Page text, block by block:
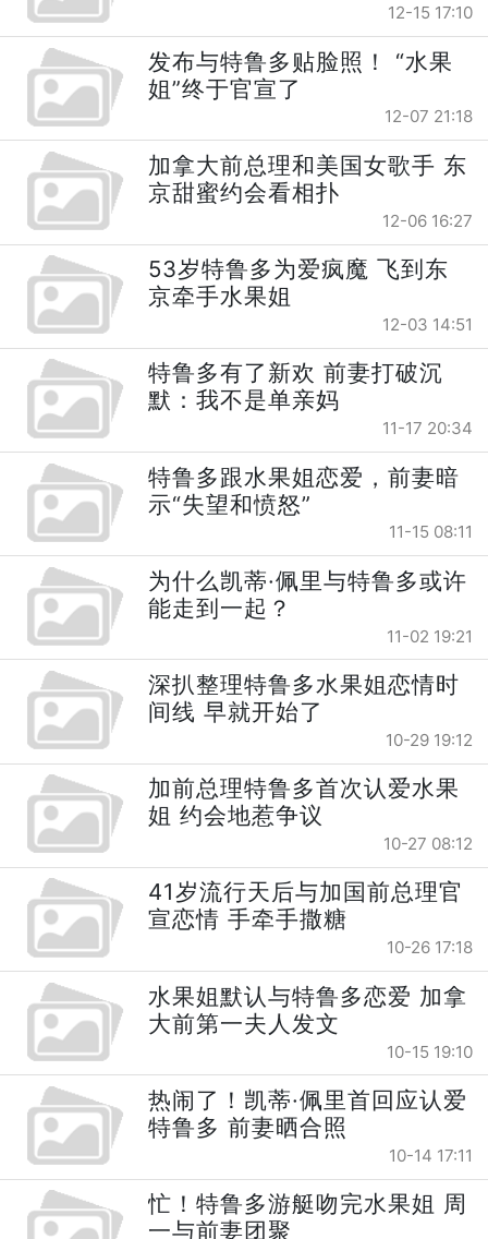
12-15 17:10
发布与特鲁多贴脸照！ “水果
姐”终于官宣了
12-07 21:18
加拿大前总理和美国女歌手 东
京甜蜜约会看相扑
12-06 16:27
53岁特鲁多为爱疯魔 飞到东
京牵手水果姐
12-03 14:51
特鲁多有了新欢 前妻打破沉
默：我不是单亲妈
11-17 20:34
特鲁多跟水果姐恋爱，前妻暗
示“失望和愤怒”
11-15 08:11
为什么凯蒂·佩里与特鲁多或许
能走到一起？
11-02 19:21
深扒整理特鲁多水果姐恋情时
间线 早就开始了
10-29 19:12
加前总理特鲁多首次认爱水果
姐 约会地惹争议
10-27 08:12
41岁流行天后与加国前总理官
宣恋情 手牵手撒糖
10-26 17:18
水果姐默认与特鲁多恋爱 加拿
大前第一夫人发文
10-15 19:10
热闹了！凯蒂·佩里首回应认爱
特鲁多 前妻晒合照
10-14 17:11
忙！特鲁多游艇吻完水果姐 周
一与前妻团聚